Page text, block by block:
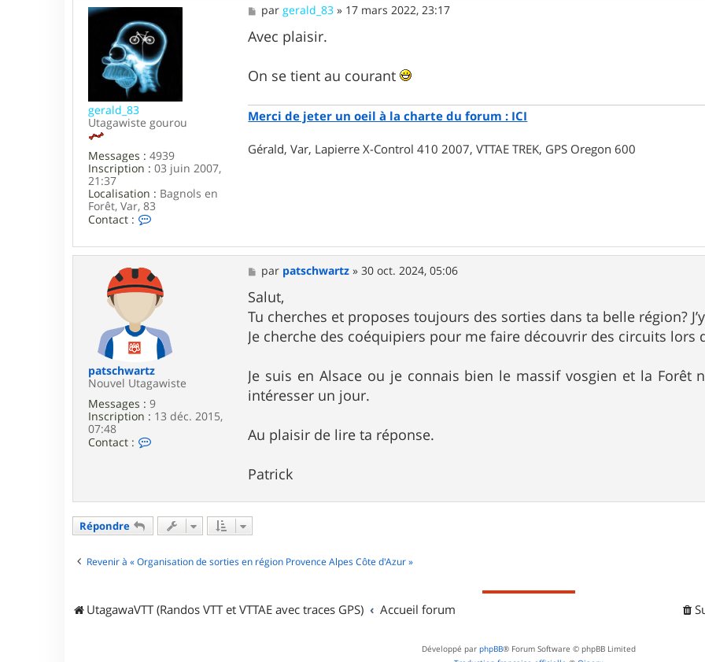
gerald_83
Utagawiste gourou
Messages : 4939
Inscription : 03 juin 2007,
21:37
Localisation : Bagnols en
Forêt, Var, 83
Contact :
t
c
t
e
g
e
r
a
l
_
8
M
e
s
s
g
e
par gerald_83 » 17 mars 2022, 23:17
Avec plaisir.
On se tient au courant
Merci de jeter un oeil à la charte du forum : ICI
Gérald, Var, Lapierre X-Control 410 2007, VTTAE TREK, GPS Oregon 600
patschwartz
Nouvel Utagawiste
Messages : 9
Inscription : 13 déc. 2015,
07:48
Contact :
c
t
a
c
h
M
e
s
s
a
g
e
par patschwartz »30 oct. 2024, 05:06
Salut,
Tu cherches et proposes toujours des sorties dans ta belle région?
Je cherche des coéquipiers pour me faire découvrir des circuits lors
Je suis en Alsace ou je connais bien le massif vosgien et la Forêt
intéresser un jour.
Au plaisir de lire ta réponse.
Patrick
Répondre
Revenir à « Organisation de sorties en région Provence Alpes Côte d'Azur »
UtagawaVTT (Randos VTT et VTTAE avec traces GPS) Accueil forum
Développé par phpBB® Forum Software © phpBB Limited